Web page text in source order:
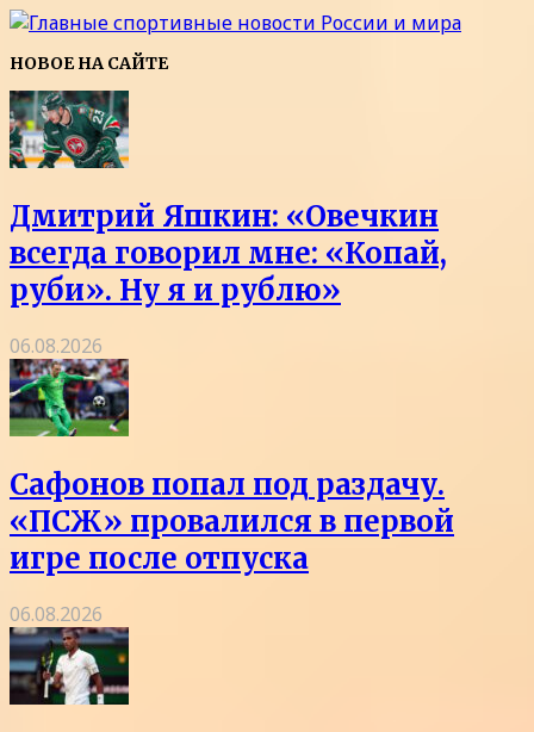
НОВОЕ НА САЙТЕ
Дмитрий Яшкин: «Овечкин
всегда говорил мне: «Копай,
руби». Ну я и рублю»
06.08.2026
Сафонов попал под раздачу.
«ПСЖ» провалился в первой
игре после отпуска
06.08.2026